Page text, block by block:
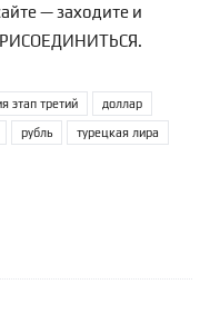
— заходите и
этап третий доллар
рубль турецкая лира